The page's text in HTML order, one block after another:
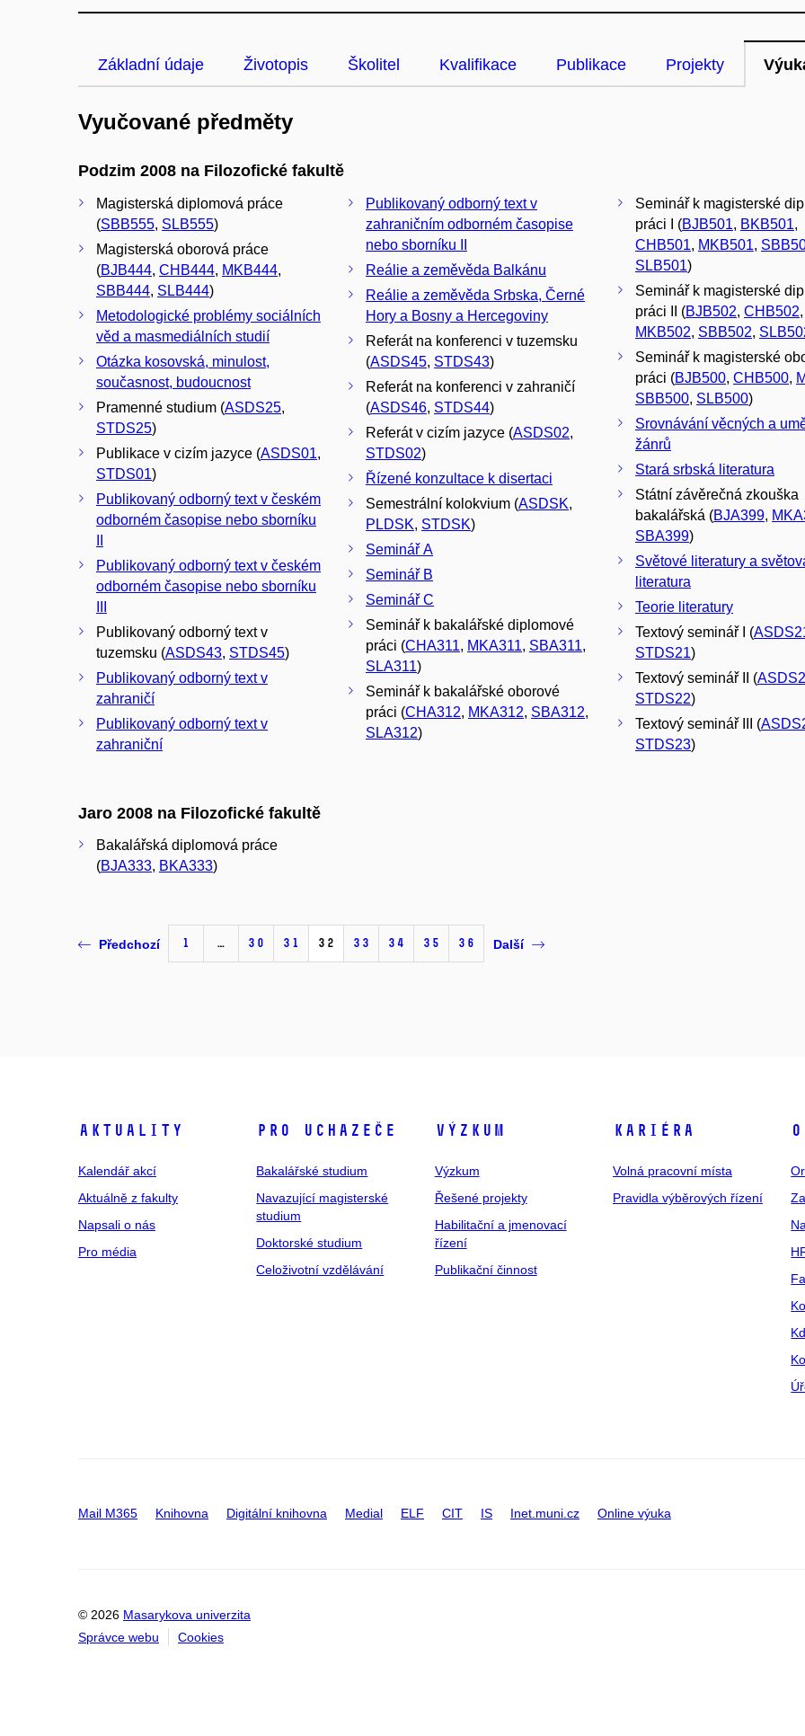
Základní údaje Životopis Školitel Kvalifikace Publikace Projekty
Vyučované předměty
Podzim 2008 na Filozofické fakultě
Magisterská diplomová práce
(SBB555, SLB555)
Magisterská oborová práce
(BJB444, CHB444, MKB444,
SBB444, SLB444)
Metodologické problémy sociálních
věd a masmediálních studií
Otázka kosovská, minulost,
současnost, budoucnost
Pramenné studium (ASDS25,
STDS25)
Publikace v cizím jazyce (ASDS01,
STDS01)
Publikovaný odborný text v českém
odborném časopise nebo sborníku
Publikovaný odborný text v českém
odborném časopise nebo sborníku
Publikovaný odborný text v
tuzemsku (ASDS43, STDS45)
Publikovaný odborný text v
zahraničí
Publikovaný odborný text v
zahraniční
Publikovaný odborný text v
zahraničním odborném časopise
nebo sborníku II
Reálie a zeměvěda Balkánu
Reálie a zeměvěda Srbska, Černé
Hory a Bosny a Hercegoviny
Referát na konferenci v tuzemsku
(ASDS45, STDS43)
Referát na konferenci v zahraničí
(ASDS46, STDS44)
Referát v cizím jazyce (ASDS02,
STDS02)
Řízené konzultace k disertaci
Semestrální kolokvium (ASDSK,
PLDSK, STDSK)
Seminář A
Seminář B
Seminář C
Seminář k bakalářské diplomové
práci (CHA311, MKA311, SBA311,
SLA311)
Seminář k bakalářské oborové
práci (CHA312, MKA312, SBA312,
SLA312)
Seminář k magisterské
práci I (BJB501, BKB501,
CHB501, MKB501,
SLB501)
Seminář k magisterské
práci II (BJB502, CHB502,
MKB502, SBB502,
Seminář k magisterské
práci (BJB500, CHB500,
SBB500, SLB500)
Srovnávání věcných a
žánrů
Stará srbská literatura
Státní závěrečná zkouška
bakalářská (BJA399,
SBA399)
Světové literatury a
literatura
Teorie literatury
Textový seminář I (
STDS21)
Textový seminář II (
STDS22)
Textový seminář III (
STDS23)
Jaro 2008 na Filozofické fakultě
Bakalářská diplomová práce
(BJA333, BKA333)
Předchozí 1 … 30 31 32 33 34 35 36 Další
Aktuality
Kalendář akcí
Aktuálně z fakulty
Napsali o nás
Pro média
Pro uchazeče
Bakalářské studium
Navazující magisterské
studium
Doktorské studium
Celoživotní vzdělávání
Výzkum
Výzkum
Řešené projekty
Habilitační a jmenovací
řízení
Publikační činnost
Kariéra
Volná pracovní místa
Pravidla výběrových řízení
Mail M365 Knihovna Digitální knihovna Medial ELF CIT IS Inet.muni.cz Online výuka
© 2026 Masarykova univerzita
Správce webu
Cookies